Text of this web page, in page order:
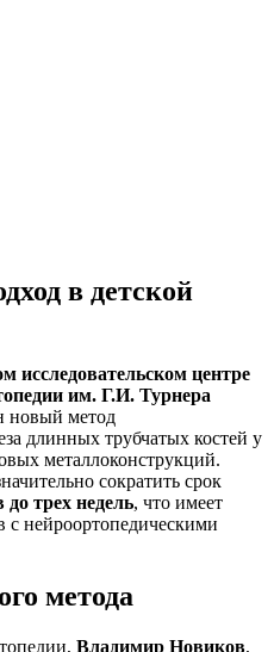
в детской
исследовательском центре
им. Г.И. Турнера
новый метод
длинных трубчатых костей у
металлоконструкций.
сократить срок
до трех недель, что имеет
с нейроортопедическими
метода
Владимир Новиков,